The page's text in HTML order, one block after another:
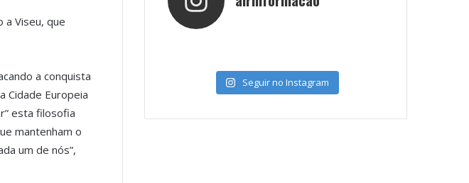
a Viseu, que
a conquista
Cidade Europeia
esta filosofia
mantenham o
um de nós”,
Seguir no Instagram